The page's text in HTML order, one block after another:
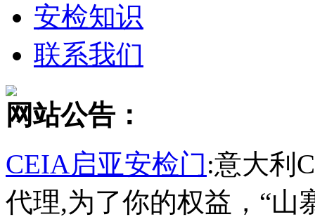
安检知识
联系我们
网站公告：
CEIA启亚安检门:意大利
代理,为了你的权益，“山